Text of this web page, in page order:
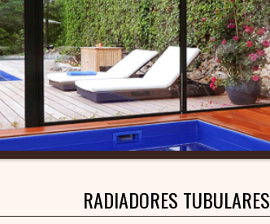
RADIADORES TUBULARES